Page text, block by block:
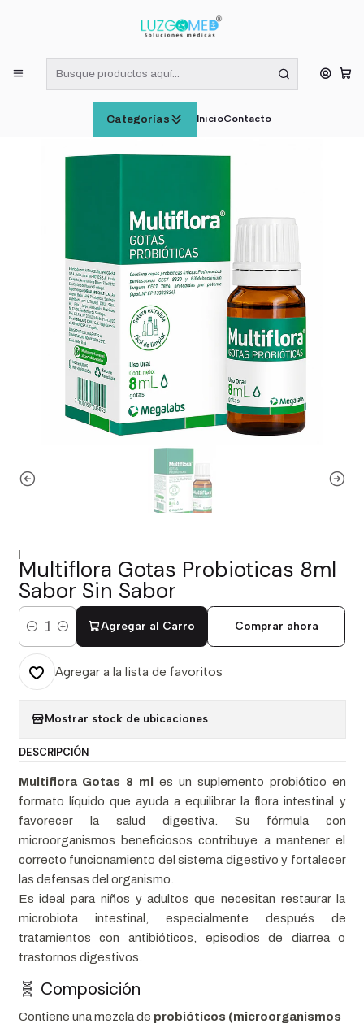
Categorías InicioContacto
¡RECIBE HOY! COMPRAS DE LUNES A VIERNES HASTA LAS 16:00
Inicio
SUPLEMENTOS ALIMENTICIOS
Multiflora Gotas Probioticas 8ml Sabor Sin Sabor
Multiflora Gotas Probioticas 8ml
Sabor Sin Sabor
Cantidad
Agregar al Carro Comprar ahora
Agregar a la lista de favoritos
Mostrar stock de ubicaciones
DESCRIPCIÓN
Multiflora Gotas 8 ml
es un suplemento probiótico en
formato líquido que ayuda a equilibrar la flora intestinal y
favorecer la salud digestiva. Su fórmula con
microorganismos beneficiosos contribuye a mantener el
correcto funcionamiento del sistema digestivo y fortalecer
las defensas del organismo.
Es ideal para niños y adultos que necesitan restaurar la
microbiota intestinal, especialmente después de
tratamientos con antibióticos, episodios de diarrea o
trastornos digestivos.
🧬 Composición
Contiene una mezcla de probióticos (microorganismos